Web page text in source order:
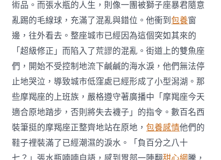
術品。而張水瓶的人生，則像一團被獅子座暴君隨意
亂踢的毛線球，充滿了混亂與錯位。他衝到包養窗
邊，往外看去。整座城市已經因為這個突如其來的
「超級修正」而陷入了荒謬的混亂。街道上的雙魚座
們，開始不受控制地流下鹹鹹的海水淚，他們無法停
止地哭泣，導致城市低窪處已經形成了小型潟湖。那
些摩羯座的上班族，嚴格遵守著廣播中「摩羯座今天
適合原地踏步，否則將失去襪子」的指令。數百名西
裝筆挺的摩羯座正整齊地站在原地，包養感情他們的
鞋子裡裝滿了已經潮濕的淚水。「負百分之八十